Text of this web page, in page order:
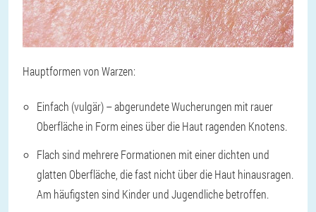
Hauptformen von Warzen:
Einfach (vulgär) – abgerundete Wucherungen mit rauer
Oberfläche in Form eines über die Haut ragenden Knotens.
Flach sind mehrere Formationen mit einer dichten und
glatten Oberfläche, die fast nicht über die Haut hinausragen.
Am häufigsten sind Kinder und Jugendliche betroffen.